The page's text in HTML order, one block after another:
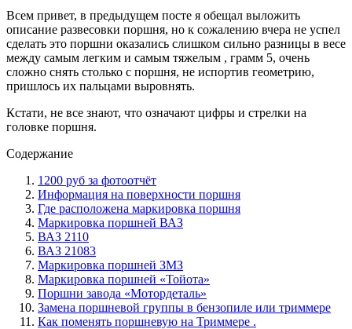
Всем привет, в предыдущем посте я обещал выложить
описание развесовки поршня, но к сожалению вчера не успел
сделать это поршни оказались слишком сильно разницы в весе
между самым легким и самым тяжелым , грамм 5, очень
сложно снять столько с поршня, не испортив геометрию,
пришлось их пальцами выровнять.
Кстати, не все знают, что означают цифры и стрелки на
головке поршня.
Содержание
1200 руб за фотоотчёт
Информация на поверхности поршня
Где расположена маркировка поршня
Маркировка поршней ВАЗ
ВАЗ 2110
ВАЗ 21083
Маркировка поршней ЗМЗ
Маркировка поршней «Тойота»
Поршни завода «Мотордеталь»
Замена поршневой группы в бензопиле или триммере
Как поменять поршневую на Триммере .